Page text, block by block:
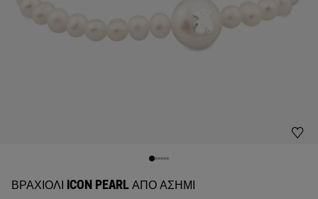
ΒΡΑΧΙΌΛΙ ICON PEARL ΑΠΌ ΑΣΉΜΙ